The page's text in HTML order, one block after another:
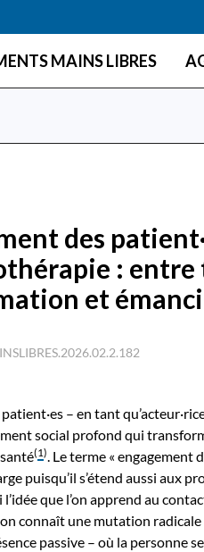
main content
MAINS LIBRES
des
:
et
patient·es – en tant
social profond qui
(1). Le terme « engagement
puisqu’il s’étend aussi aux
l’idée que l’on apprend au
connaît une mutation radicale
passive – où la personne